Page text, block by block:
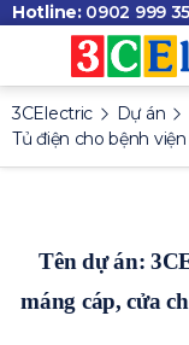
Hotline: 0902 999
3CElectric Dự án
Tủ điện cho bệnh viện
Tên dự án:
máng cáp, cửa